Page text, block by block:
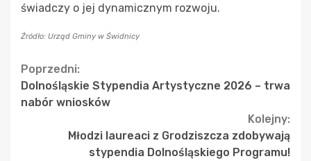
świadczy o jej dynamicznym rozwoju.
Źródło: Urząd Gminy w Świdnicy
Continue
Reading
Poprzedni:
Dolnośląskie Stypendia Artystyczne 2026 – trwa
nabór wniosków
Kolejny:
Młodzi laureaci z Grodziszcza zdobywają
stypendia Dolnośląskiego Programu!